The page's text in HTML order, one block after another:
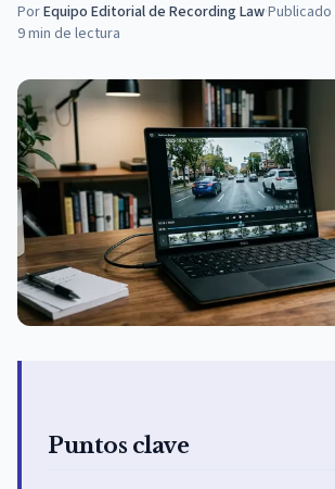
PorEquipo Editorial de Recording Law·Publicado
9min de lectura
Puntos clave